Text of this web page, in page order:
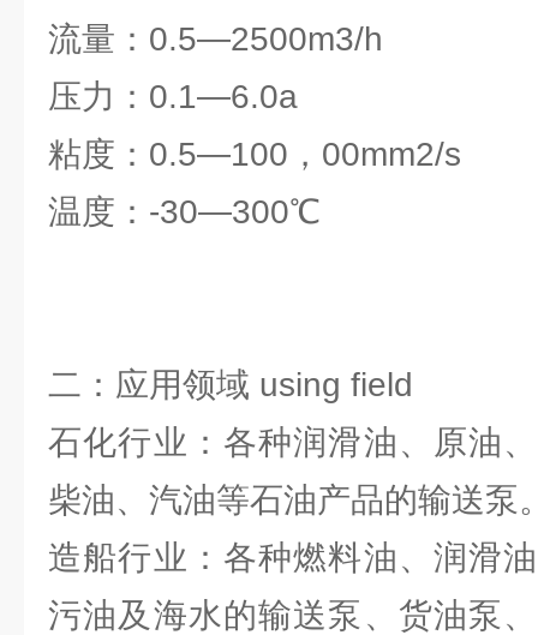
流量：0.5—2500m3/h
压力：0.1—6.0a
粘度：0.5—100，00mm2/s
温度：-30—300℃
二：应用领域 using field
石化行业：各种润滑油、原油
柴油、汽油等石油产品的输送泵
造船行业：各种燃料油、润滑
污油及海水的输送泵、货油泵